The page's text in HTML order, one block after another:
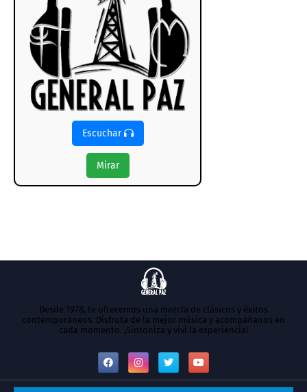
Escuchar
Mirar
Desde 1978, te ofrecemos una mezcla de clásicos y éxitos
contemporáneos. Disfruta de la mejor música y acompáñanos en
cada momento. ¡Sintoniza y vivi la experiencia!